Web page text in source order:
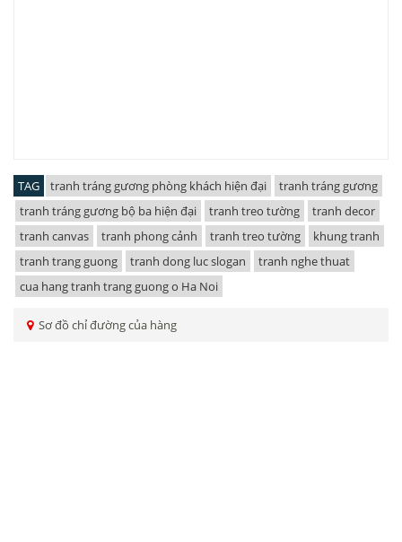
TAG tranh tráng gương phòng khách hiện đại
tranh tráng gương
tranh tráng gương bộ ba hiện đại
tranh treo tường
tranh decor
tranh canvas
tranh phong cảnh tranh treo tường
khung tranh
tranh trang guong
tranh dong luc slogan
tranh nghe thuat
cua hang tranh trang guong o Ha Noi
Sơ đồ chỉ đường của hàng